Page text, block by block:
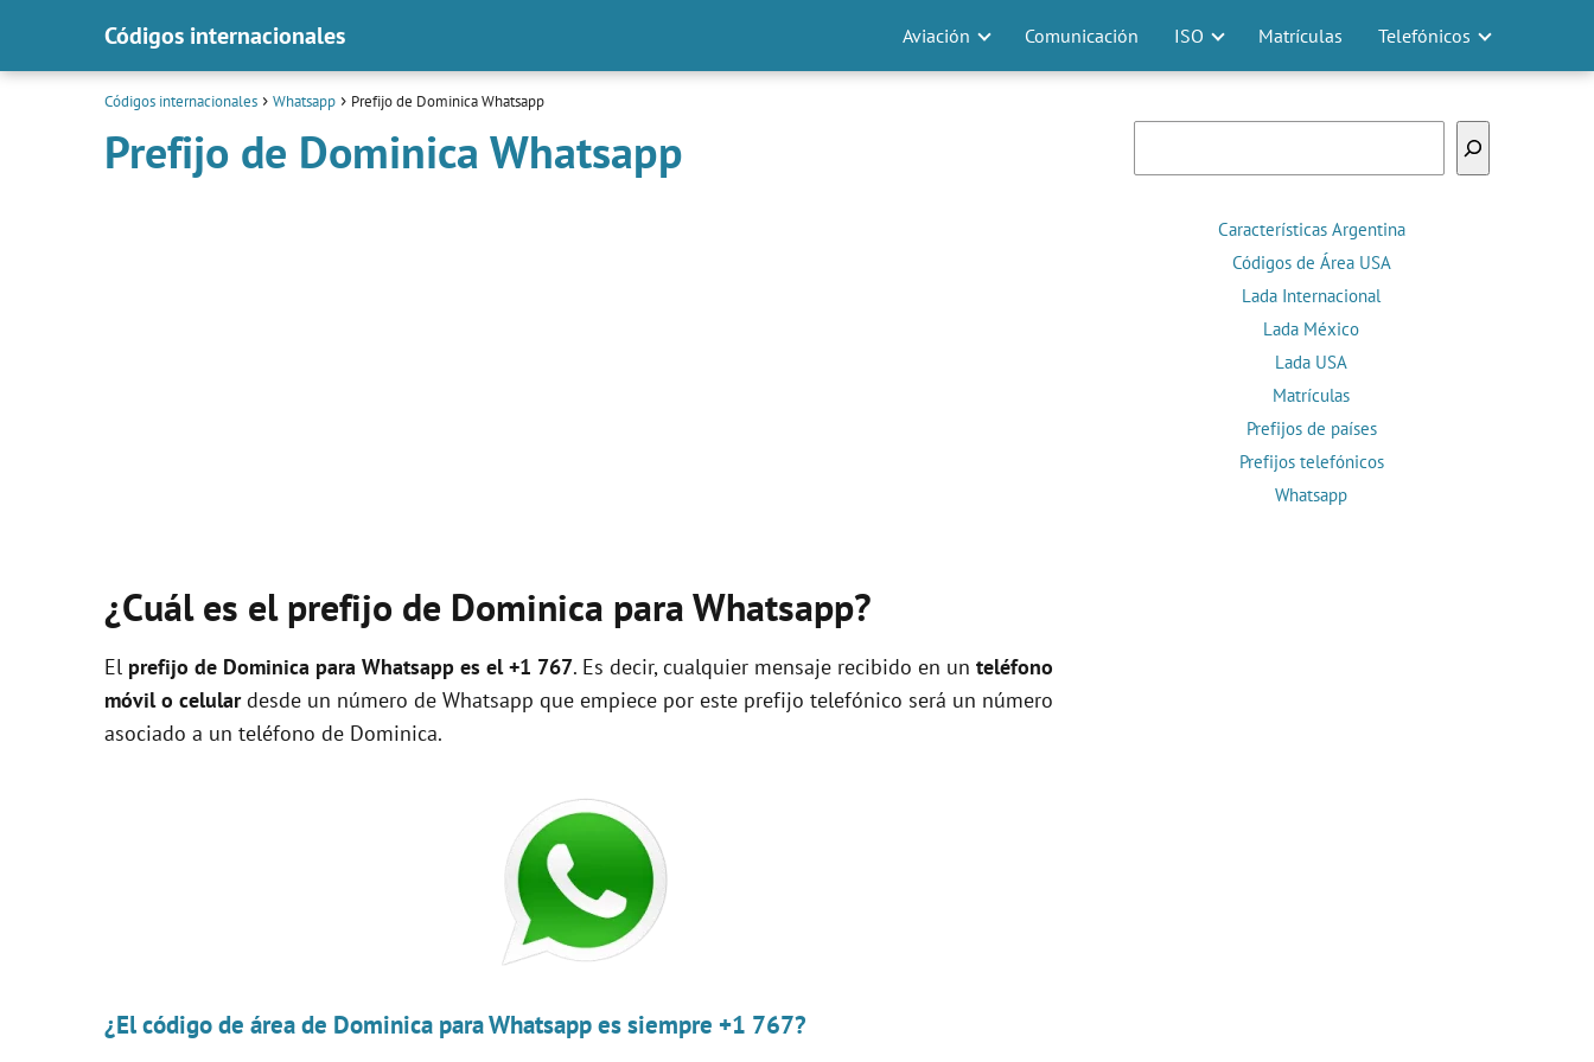
Códigos internacionales Aviación Comunicación ISO Matrículas Telefónicos
Códigos internacionales Whatsapp Prefijo de Dominica Whatsapp
Prefijo de Dominica Whatsapp
¿Cuál es el prefijo de Dominica para Whatsapp?
El prefijo de Dominica para Whatsapp es el +1 767. Es decir, cualquier mensaje recibido en un teléfono
móvil o celulardesde un número de Whatsapp que empiece por este prefijo telefónico será un número
asociado a un teléfono de Dominica.
¿El código de área de Dominica para Whatsapp es siempre +1 767?
Características Argentina
Códigos de Área USA
Lada Internacional
Lada México
Lada USA
Matrículas
Prefijos de países
Prefijos telefónicos
Whatsapp